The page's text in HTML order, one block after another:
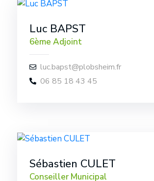
Luc BAPST
6ème Adjoint
luc.bapst@plobsheim.fr
06 85 18 43 45
Sébastien CULET
Conseiller Municipal